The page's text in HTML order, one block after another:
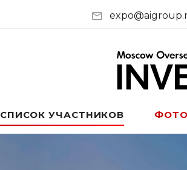
СПИСОК УЧАСТНИКОВ